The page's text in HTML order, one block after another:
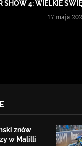
SHOW 4: WIELKIE
17 maja
znów
w Malilli